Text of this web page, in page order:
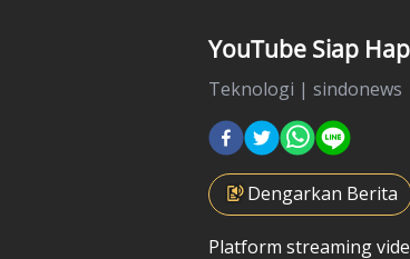
YouTube Siap
Teknologi | sindonews
Dengarkan Berita
Platform streaming